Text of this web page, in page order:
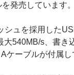
発売しています。
ュを採用した
大540MB/s、書き
ケーブルが付属し